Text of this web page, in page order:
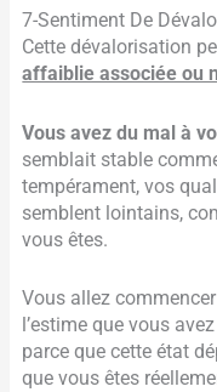
7-Sentiment De
Cette dévalorisation
affaiblie associée ou
Vous avez du mal à
semblait stable
tempérament, vos
semblent lointains,
vous êtes.
Vous allez
l’estime que vous
parce que cette état
que vous êtes